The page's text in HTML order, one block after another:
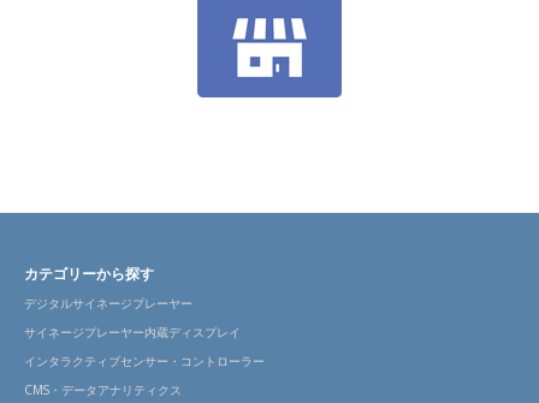
カテゴリーから探す
デジタルサイネージプレーヤー
サイネージプレーヤー内蔵ディスプレイ
インタラクティブセンサー・コントローラー
CMS・データアナリティクス